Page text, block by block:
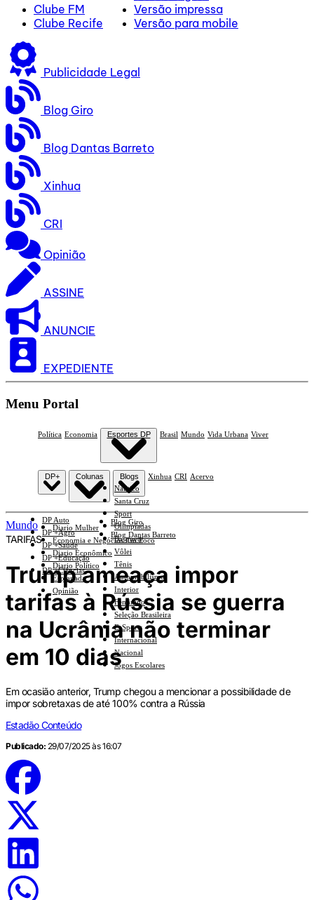
Clube FM
Clube Recife
Versão impressa
Versão para mobile
Publicidade Legal
Blog Giro
Blog Dantas Barreto
Xinhua
CRI
Opinião
ASSINE
ANUNCIE
EXPEDIENTE
Menu Portal
Política Economia Esportes DP
Náutico
Santa Cruz
Sport
Olimpíadas
Basquete
Vôlei
Tênis
Automobilismo
Interior
Feminino
Seleção Brasileira
E-Sports
Internacional
Nacional
Jogos Escolares
Brasil Mundo Vida Urbana Viver
DP+
DP Auto
DP +Agro
DP +Saúde
DP +Educação
DP +Ciências
Colunas
Diario Mulher
Economia e Negócios Em Foco
Diario Econômico
Diario Político
Esplanada
Opinião
Blogs
Blog Giro
Blog Dantas Barreto
Xinhua CRI Acervo
Mundo
TARIFAS
Trump ameaça impor
tarifas à Rússia se guerra
na Ucrânia não terminar
em 10 dias
Em ocasião anterior, Trump chegou a mencionar a possibilidade de
impor sobretaxas de até 100% contra a Rússia
Estadão Conteúdo
Publicado: 29/07/2025 às 16:07